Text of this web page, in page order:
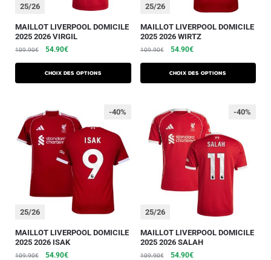
25/26
MAILLOT LIVERPOOL DOMICILE
2025 2026 VIRGIL
109.90€ 54.90€
Choix des options
25/26
MAILLOT LIVERPOOL DOMICILE
2025 2026 WIRTZ
109.90€ 54.90€
Choix des options
25/26
-40%
MAILLOT LIVERPOOL DOMICILE
2025 2026 ISAK
109.90€ 54.90€
25/26
-40%
MAILLOT LIVERPOOL DOMICILE
2025 2026 SALAH
109.90€ 54.90€